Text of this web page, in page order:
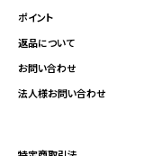
ポイント
返品について
お問い合わせ
法人様お問い合わせ